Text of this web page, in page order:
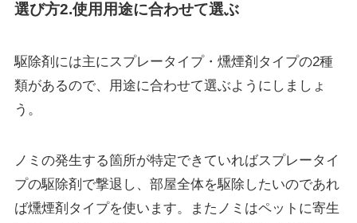
選び方2.使用用途に合わせて選ぶ
駆除剤には主に スプレータイプ・燻煙剤タイプの2種
類があるので、用途に合わせて選ぶようにしましょ
う。
ノミの発生する箇所が特定できていればスプレータイ
プの駆除剤で撃退し、部屋全体を駆除したいのであれ
ば燻煙剤タイプを使います。またノミはペットに寄生